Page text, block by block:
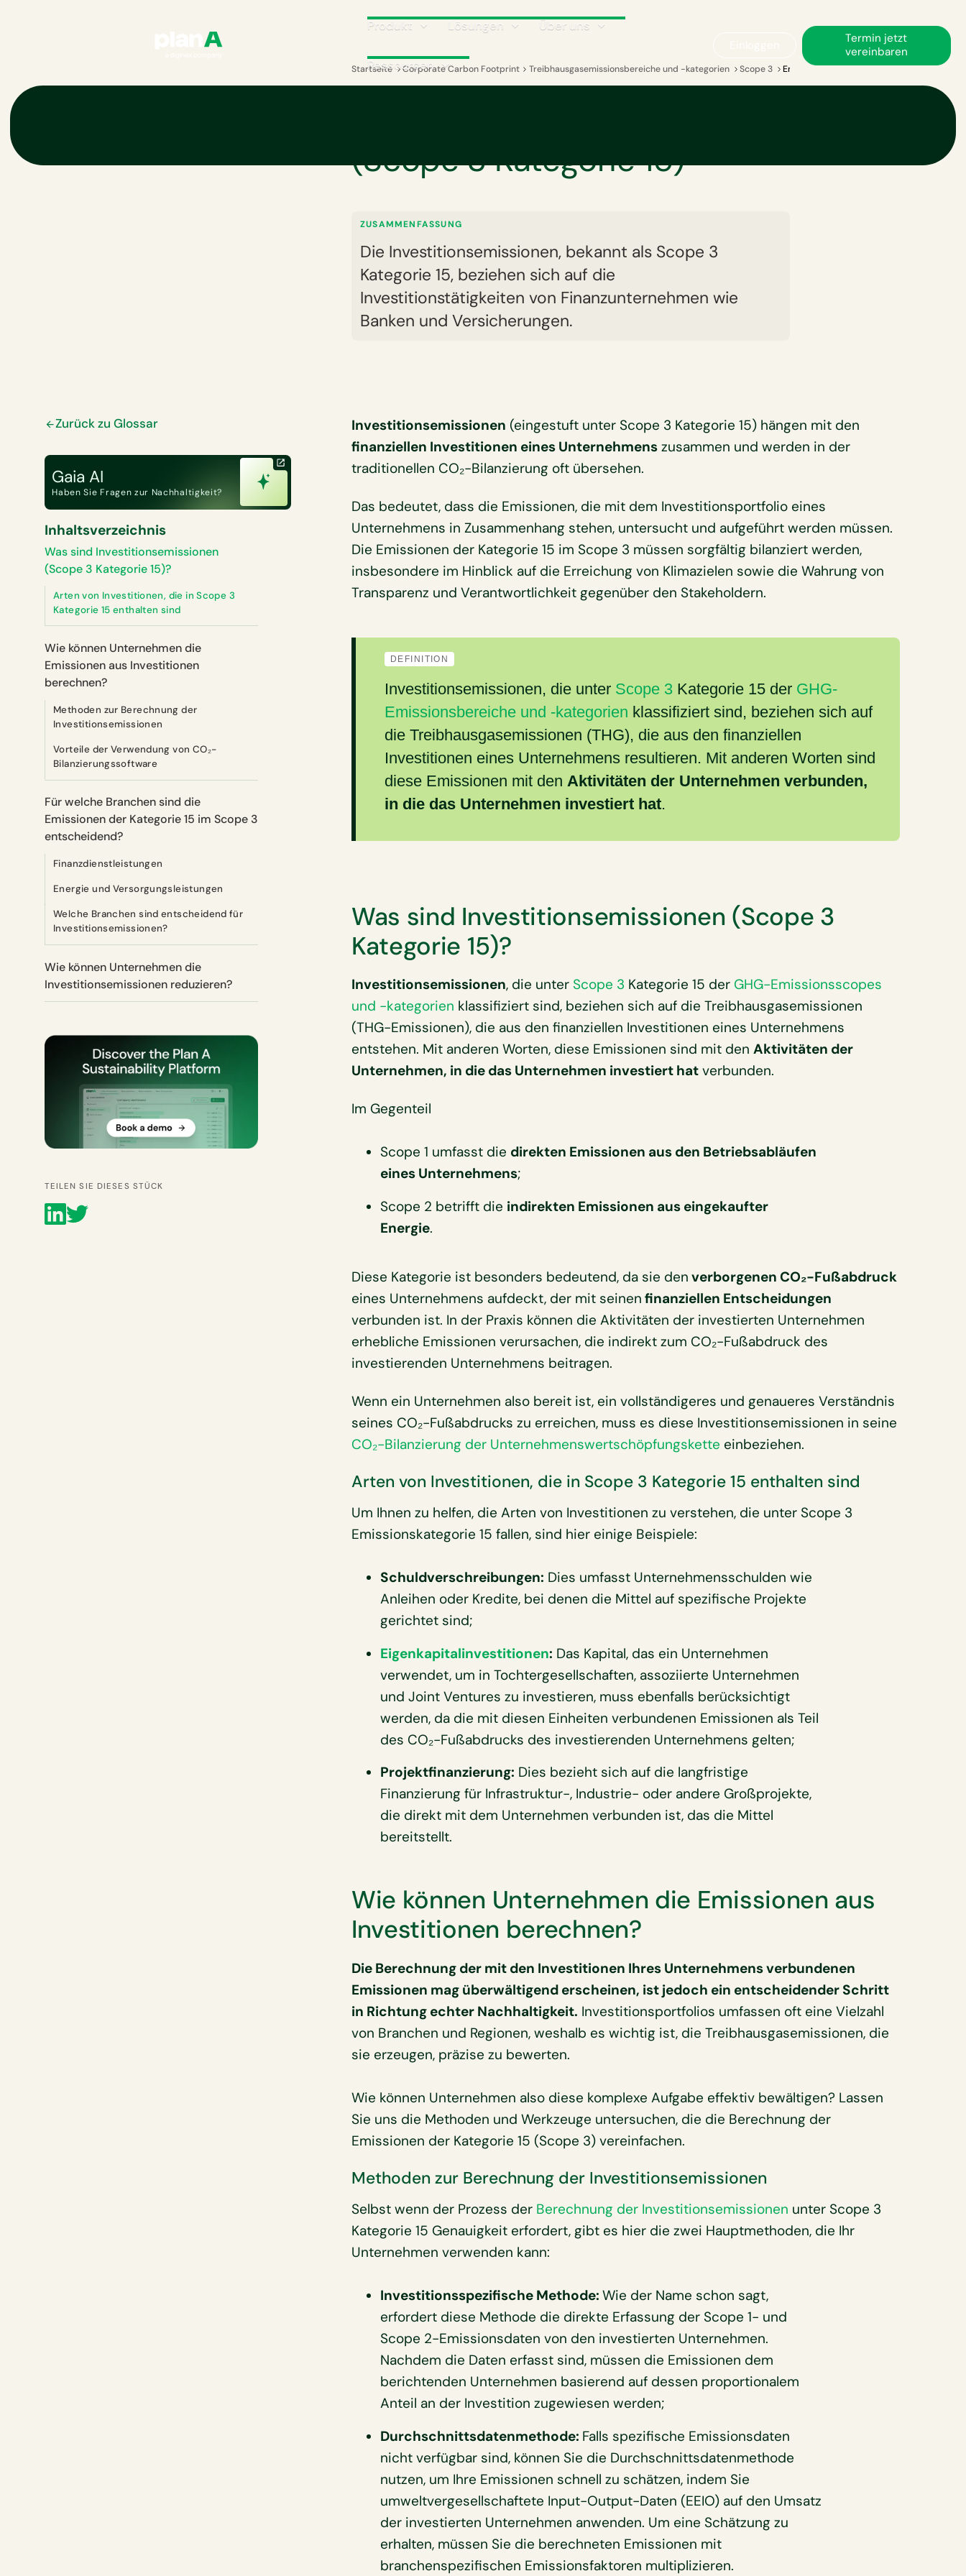
Produkt Lösungen Über uns
Ressourcen
Termin jetzt
vereinbaren
Startseite Corporate Carbon Footprint Treibhausgasemissionsbereiche und -kategorien Scope 3 Emissionen aus Investitionen (Scope 3
(Scope 3 Kategorie 15)
ZUSAMMENFASSUNG
Die Investitionsemissionen, bekannt als Scope 3
Kategorie 15, beziehen sich auf die
Investitionstätigkeiten von Finanzunternehmen wie
Banken und Versicherungen.
Zurück zu Glossar
Gaia AI
Haben Sie Fragen zur Nachhaltigkeit?
Inhaltsverzeichnis
Was sind Investitionsemissionen
(Scope 3 Kategorie 15)?
Arten von Investitionen, die in Scope 3
Kategorie 15 enthalten sind
Wie können Unternehmen die
Emissionen aus Investitionen
berechnen?
Methoden zur Berechnung der
Investitionsemissionen
Vorteile der Verwendung von CO₂-
Bilanzierungssoftware
Für welche Branchen sind die
Emissionen der Kategorie 15 im Scope 3
entscheidend?
Finanzdienstleistungen
Energie und Versorgungsleistungen
Welche Branchen sind entscheidend für
Investitionsemissionen?
Wie können Unternehmen die
Investitionsemissionen reduzieren?
TEILEN SIE DIESES STÜCK
Investitionsemissionen (eingestuft unter Scope 3 Kategorie 15) hängen mit den
finanziellen Investitionen eines Unternehmenszusammen und werden in der
traditionellen CO₂-Bilanzierung oft übersehen.
Das bedeutet, dass die Emissionen, die mit dem Investitionsportfolio eines
Unternehmens in Zusammenhang stehen, untersucht und aufgeführt werden müssen.
Die Emissionen der Kategorie 15 im Scope 3 müssen sorgfältig bilanziert werden,
insbesondere im Hinblick auf die Erreichung von Klimazielen sowie die Wahrung von
Transparenz und Verantwortlichkeit gegenüber den Stakeholdern.
DEFINITION
Investitionsemissionen, die unter Scope 3Kategorie 15 der GHG-
Emissionsbereiche und -kategorien klassifiziert sind, beziehen sich auf
die Treibhausgasemissionen (THG), die aus den finanziellen
Investitionen eines Unternehmens resultieren. Mit anderen Worten sind
diese Emissionen mit den Aktivitäten der Unternehmen verbunden,
in die das Unternehmen investiert hat.
Was sind Investitionsemissionen (Scope 3
Kategorie 15)?
Investitionsemissionen, die unter Scope 3 Kategorie 15 der GHG-Emissionsscopes
und -kategorien klassifiziert sind, beziehen sich auf die Treibhausgasemissionen
(THG-Emissionen), die aus den finanziellen Investitionen eines Unternehmens
entstehen. Mit anderen Worten, diese Emissionen sind mit den Aktivitäten der
Unternehmen, in die das Unternehmen investiert hatverbunden.
Im Gegenteil
Scope 1 umfasst die direkten Emissionen aus den Betriebsabläufen
eines Unternehmens;
Scope 2 betrifft die indirekten Emissionen aus eingekaufter
Energie.
Diese Kategorie ist besonders bedeutend, da sie den verborgenen CO₂-Fußabdruck
eines Unternehmens aufdeckt, der mit seinen finanziellen Entscheidungen
verbunden ist. In der Praxis können die Aktivitäten der investierten Unternehmen
erhebliche Emissionen verursachen, die indirekt zum CO₂-Fußabdruck des
investierenden Unternehmens beitragen.
Wenn ein Unternehmen also bereit ist, ein vollständigeres und genaueres Verständnis
seines CO₂-Fußabdrucks zu erreichen, muss es diese Investitionsemissionen in seine
CO₂-Bilanzierung der Unternehmenswertschöpfungskette einbeziehen.
Arten von Investitionen, die in Scope 3 Kategorie 15 enthalten sind
Um Ihnen zu helfen, die Arten von Investitionen zu verstehen, die unter Scope 3
Emissionskategorie 15 fallen, sind hier einige Beispiele:
Schuldverschreibungen: Dies umfasst Unternehmensschulden wie
Anleihen oder Kredite, bei denen die Mittel auf spezifische Projekte
gerichtet sind;
Eigenkapitalinvestitionen: Das Kapital, das ein Unternehmen
verwendet, um in Tochtergesellschaften, assoziierte Unternehmen
und Joint Ventures zu investieren, muss ebenfalls berücksichtigt
werden, da die mit diesen Einheiten verbundenen Emissionen als Teil
des CO₂-Fußabdrucks des investierenden Unternehmens gelten;
Projektfinanzierung: Dies bezieht sich auf die langfristige
Finanzierung für Infrastruktur-, Industrie- oder andere Großprojekte,
die direkt mit dem Unternehmen verbunden ist, das die Mittel
bereitstellt.
Wie können Unternehmen die Emissionen aus
Investitionen berechnen?
Die Berechnung der mit den Investitionen Ihres Unternehmens verbundenen
Emissionen mag überwältigend erscheinen, ist jedoch ein entscheidender Schritt
in Richtung echter Nachhaltigkeit. Investitionsportfolios umfassen oft eine Vielzahl
von Branchen und Regionen, weshalb es wichtig ist, die Treibhausgasemissionen, die
sie erzeugen, präzise zu bewerten.
Wie können Unternehmen also diese komplexe Aufgabe effektiv bewältigen? Lassen
Sie uns die Methoden und Werkzeuge untersuchen, die die Berechnung der
Emissionen der Kategorie 15 (Scope 3) vereinfachen.
Methoden zur Berechnung der Investitionsemissionen
Selbst wenn der Prozess der Berechnung der Investitionsemissionen unter Scope 3
Kategorie 15 Genauigkeit erfordert, gibt es hier die zwei Hauptmethoden, die Ihr
Unternehmen verwenden kann:
Investitionsspezifische Methode: Wie der Name schon sagt,
erfordert diese Methode die direkte Erfassung der Scope 1- und
Scope 2-Emissionsdaten von den investierten Unternehmen.
Nachdem die Daten erfasst sind, müssen die Emissionen dem
berichtenden Unternehmen basierend auf dessen proportionalem
Anteil an der Investition zugewiesen werden;
Durchschnittsdatenmethode: Falls spezifische Emissionsdaten
nicht verfügbar sind, können Sie die Durchschnittsdatenmethode
nutzen, um Ihre Emissionen schnell zu schätzen, indem Sie
umweltvergesellschaftete Input-Output-Daten (EEIO) auf den Umsatz
der investierten Unternehmen anwenden. Um eine Schätzung zu
erhalten, müssen Sie die berechneten Emissionen mit
branchenspezifischen Emissionsfaktoren multiplizieren.